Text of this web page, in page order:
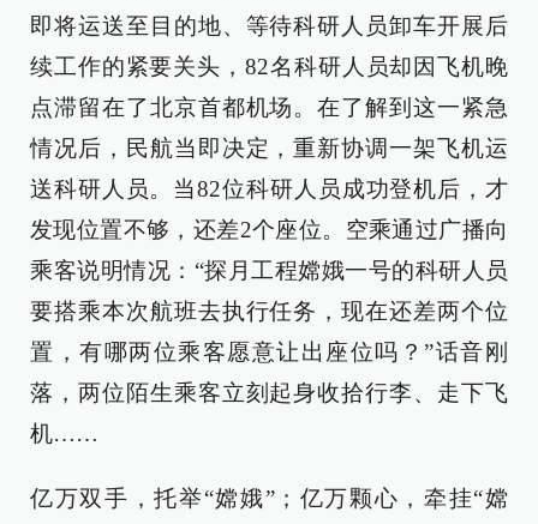
即将运送至目的地、等待科研人员卸车开展后
续工作的紧要关头，82名科研人员却因飞机晚
点滞留在了北京首都机场。在了解到这一紧急
情况后，民航当即决定，重新协调一架飞机运
送科研人员。当82位科研人员成功登机后，才
发现位置不够，还差2个座位。空乘通过广播向
乘客说明情况：“探月工程嫦娥一号的科研人员
要搭乘本次航班去执行任务，现在还差两个位
置，有哪两位乘客愿意让出座位吗？”话音刚
落，两位陌生乘客立刻起身收拾行李、走下飞
机……
亿万双手，托举“嫦娥”；亿万颗心，牵挂“嫦